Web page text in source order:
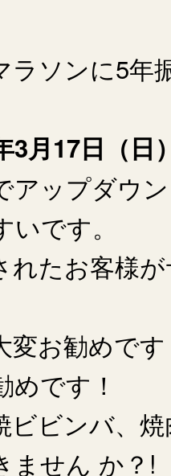
ラソンに5年
月17日（日）
アップダウ
です。
れたお客様
変お勧めで
です！
ビビンバ、
ません か？!